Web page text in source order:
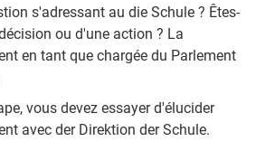
s'adressant au die Schule ? Êtes-
ou d'une action ? La
en tant que chargée du Parlement
vous devez essayer d'élucider
avec der Direktion der Schule.